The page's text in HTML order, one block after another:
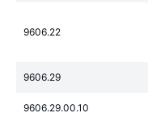
9606.22
9606.29
9606.29.00.10